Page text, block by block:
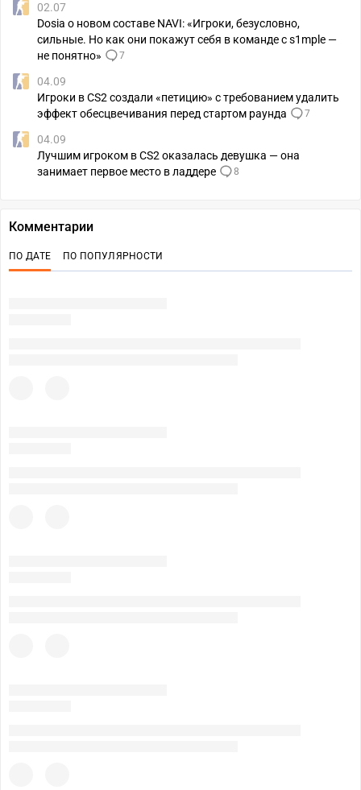
02.07
Dosia о новом составе NAVI: «Игроки, безусловно,
сильные. Но как они покажут себя в команде с s1mple —
не понятно»
7
04.09
Игроки в CS2 создали «петицию» с требованием удалить
эффект обесцвечивания перед стартом раунда
7
04.09
Лучшим игроком в CS2 оказалась девушка — она
занимает первое место в ладдере
8
Комментарии
ПО ДАТЕ ПО ПОПУЛЯРНОСТИ